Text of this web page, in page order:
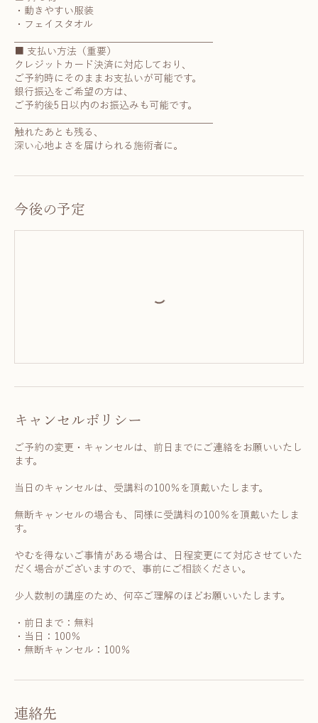
・動きやすい服装
・フェイスタオル
■ 支払い方法（重要）
クレジットカード決済に対応しており、
ご予約時にそのままお支払いが可能です。
銀行振込をご希望の方は、
ご予約後5日以内のお振込みも可能です。
触れたあとも残る、
深い心地よさを届けられる施術者に。
今後の予定
キャンセルポリシー
ご予約の変更・キャンセルは、前日までにご連絡をお願いいたし
ます。
当日のキャンセルは、受講料の100％を頂戴いたします。
無断キャンセルの場合も、同様に受講料の100％を頂戴いたしま
す。
やむを得ないご事情がある場合は、日程変更にて対応させていた
だく場合がございますので、事前にご相談ください。
少人数制の講座のため、何卒ご理解のほどお願いいたします。
・前日まで：無料
・当日：100％
・無断キャンセル：100％
連絡先